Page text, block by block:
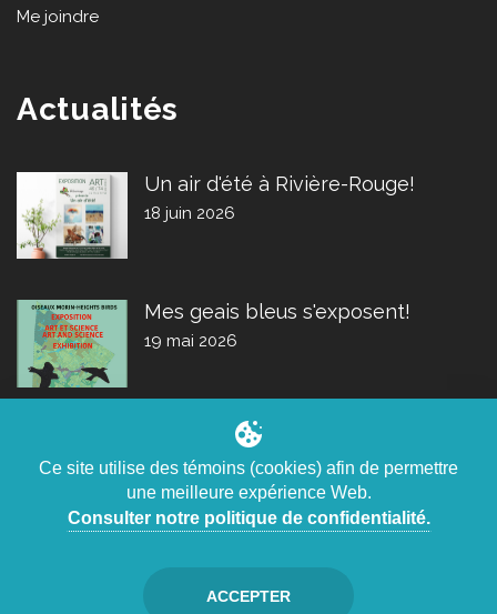
Me joindre
Actualités
Un air d'été à Rivière-Rouge!
18 juin 2026
Mes geais bleus s'exposent!
19 mai 2026
Claudel Lacroix, artiste peintre ©2026.
Création Webagence digitale LULUWEBS
Ce site utilise des témoins (cookies) afin de permettre
une meilleure expérience Web.
Consulter notre politique de confidentialité.
ACCEPTER